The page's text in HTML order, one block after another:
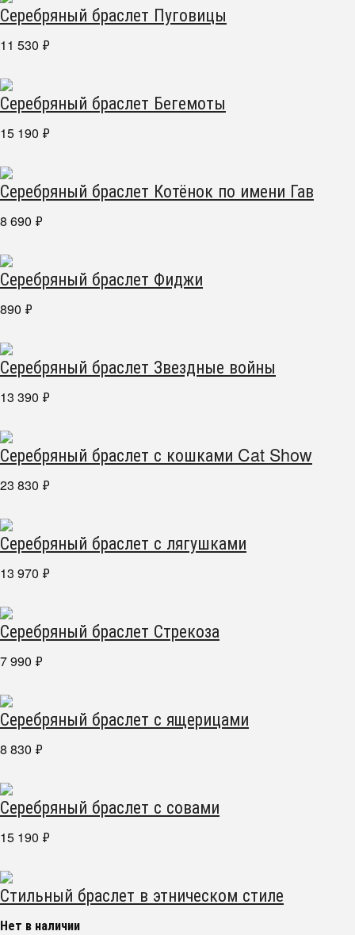
Серебряный браслет Пуговицы
11 530 ₽
Серебряный браслет Бегемоты
15 190 ₽
Серебряный браслет Котёнок по имени Гав
8 690 ₽
Серебряный браслет Фиджи
890 ₽
Серебряный браслет Звездные войны
13 390 ₽
Серебряный браслет с кошками Cat Show
23 830 ₽
Серебряный браслет с лягушками
13 970 ₽
Серебряный браслет Стрекоза
7 990 ₽
Серебряный браслет с ящерицами
8 830 ₽
Серебряный браслет с совами
15 190 ₽
Стильный браслет в этническом стиле
Нет в наличии